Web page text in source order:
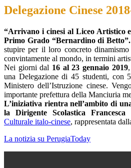
Delegazione Cinese
“Arrivano i cinesi al Liceo Artistico
Primo Grado “Bernardino di Betto”.
stupire per il loro concreto
convintamente al mondo, in termini
Nei giorni dal 16 al 23 gennaio 2019
una Delegazione di 45 studenti, con
Ministero dell’Istruzione cinese.
importante prefettura della Manciuria
L’iniziativa rientra nell’ambito di
la Dirigente Scolastica Francesca
Culturale italo-cinese, rappresentata
La notizia su PerugiaToday